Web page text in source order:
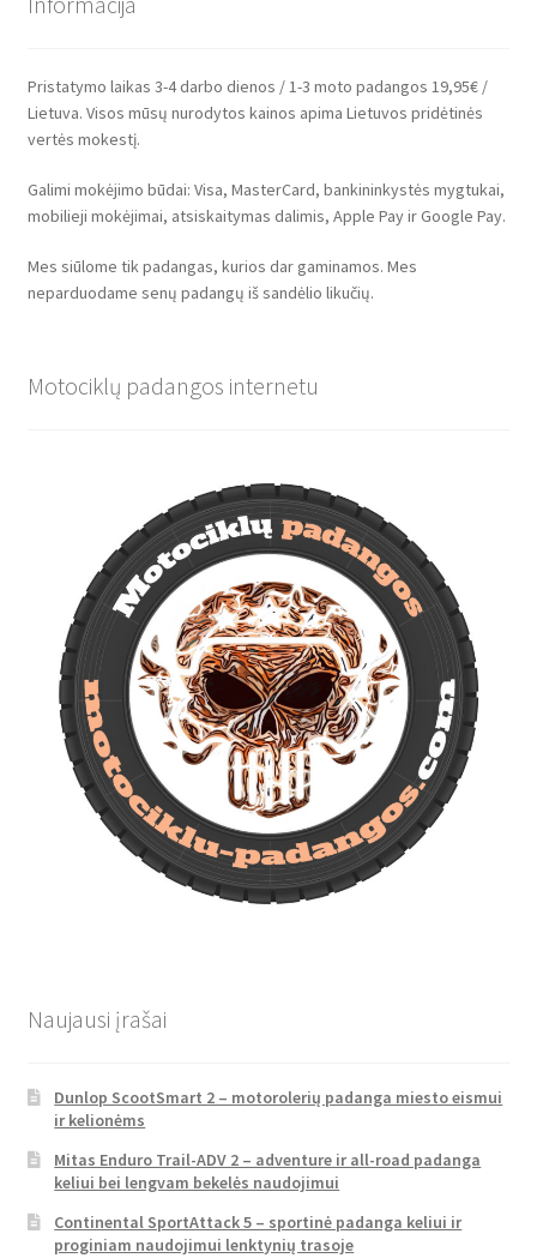
Pristatymo laikas 3-4 darbo dienos / 1-3 moto padangos 19,95€ /
Lietuva. Visos mūsų nurodytos kainos apima Lietuvos pridėtinės
vertės mokestį.
Galimi mokėjimo būdai: Visa, MasterCard, bankininkystės mygtukai,
mobilieji mokėjimai, atsiskaitymas dalimis, Apple Pay ir Google Pay.
Mes siūlome tik padangas, kurios dar gaminamos. Mes
neparduodame senų padangų iš sandėlio likučių.
Motociklų padangos internetu
Naujausi įrašai
Dunlop ScootSmart 2 – motorolerių padanga miesto eismui
ir kelionėms
Mitas Enduro Trail-ADV 2 – adventure ir all-road padanga
keliui bei lengvam bekelės naudojimui
Continental SportAttack 5 – sportinė padanga keliui ir
proginiam naudojimui lenktynių trasoje